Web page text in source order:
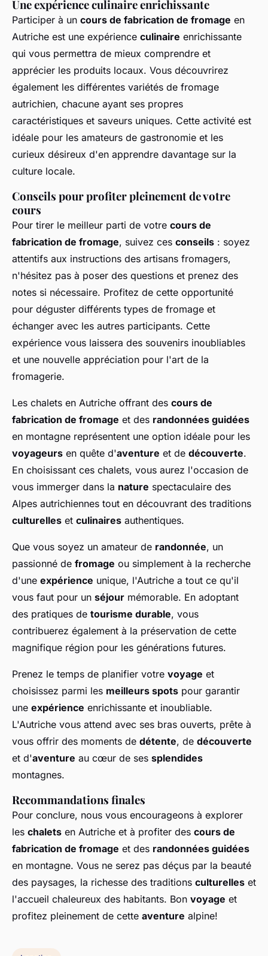
Une expérience culinaire enrichissante
Participer à un cours de fabrication de fromage en
Autriche est une expérience culinaire enrichissante
qui vous permettra de mieux comprendre et
apprécier les produits locaux. Vous découvrirez
également les différentes variétés de fromage
autrichien, chacune ayant ses propres
caractéristiques et saveurs uniques. Cette activité est
idéale pour les amateurs de gastronomie et les
curieux désireux d'en apprendre davantage sur la
culture locale.
Conseils pour profiter pleinement de votre
cours
Pour tirer le meilleur parti de votre cours de
fabrication de fromage, suivez ces conseils : soyez
attentifs aux instructions des artisans fromagers,
n'hésitez pas à poser des questions et prenez des
notes si nécessaire. Profitez de cette opportunité
pour déguster différents types de fromage et
échanger avec les autres participants. Cette
expérience vous laissera des souvenirs inoubliables
et une nouvelle appréciation pour l'art de la
fromagerie.
Les chalets en Autriche offrant des cours de
fabrication de fromage et des randonnées guidées
en montagne représentent une option idéale pour les
voyageurs en quête d'aventure et de découverte.
En choisissant ces chalets, vous aurez l'occasion de
vous immerger dans la nature spectaculaire des
Alpes autrichiennes tout en découvrant des traditions
culturelles et culinaires authentiques.
Que vous soyez un amateur de randonnée, un
passionné de fromage ou simplement à la recherche
d'une expérience unique, l'Autriche a tout ce qu'il
vous faut pour un séjour mémorable. En adoptant
des pratiques de tourisme durable, vous
contribuerez également à la préservation de cette
magnifique région pour les générations futures.
Prenez le temps de planifier votre voyage et
choisissez parmi les meilleurs spots pour garantir
une expérience enrichissante et inoubliable.
L'Autriche vous attend avec ses bras ouverts, prête à
vous offrir des moments de détente, de découverte
et d'aventure au cœur de ses splendides
montagnes.
Recommandations finales
Pour conclure, nous vous encourageons à explorer
les chalets en Autriche et à profiter des cours de
fabrication de fromage et des randonnées guidées
en montagne. Vous ne serez pas déçus par la beauté
des paysages, la richesse des traditions culturelles et
l'accueil chaleureux des habitants. Bon voyage et
profitez pleinement de cette aventure alpine!